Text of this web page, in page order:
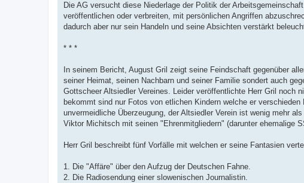
Die AG versucht diese Niederlage der Politik der
veröffentlichen oder verbreiten, mit persönlichen Angriffen
dadurch aber nur sein Handeln und seine Absichten verstärkt
* * *
In seinem Bericht, August Gril zeigt seine Feindschaft gegenüber
seiner Heimat, seinen Nachbarn und seiner Familie sondert auch
Gottscheer Altsiedler Vereines. Leider veröffentlichte Herr Gril noch
bekommt sind nur Fotos von etlichen Kindern welche er
unvermeidliche Überzeugung, der Altsiedler Verein ist wenig mehr
Viktor Michitsch mit seinen "Ehrenmitgliedern" (darunter ehemalige
Herr Gril beschreibt fünf Vorfälle mit welchen er seine Fantasien
1. Die "Affäre" über den Aufzug der Deutschen Fahne.
2. Die Radiosendung einer slowenischen Journalistin.